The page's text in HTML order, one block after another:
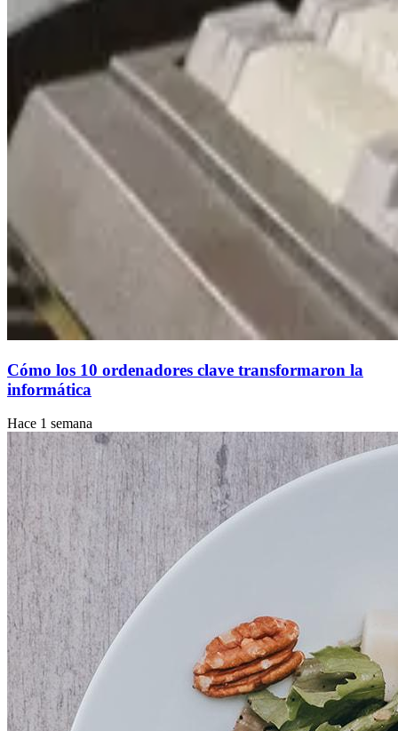
Cómo los 10 ordenadores clave transformaron la
informática
Hace 1 semana